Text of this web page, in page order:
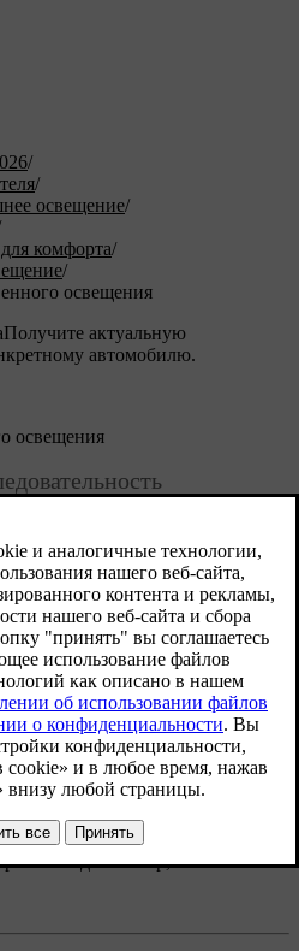
/
/
освещение/
комфорта/
/
освещения
Получите актуальную
автомобилю.
освещения
собой короткую
сигналов и обеспечивает
к своему автомобилю и
на нижней панели и
.
Приветственные огни.
до тех пор, пока его